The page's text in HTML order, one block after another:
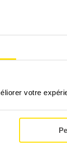
votre